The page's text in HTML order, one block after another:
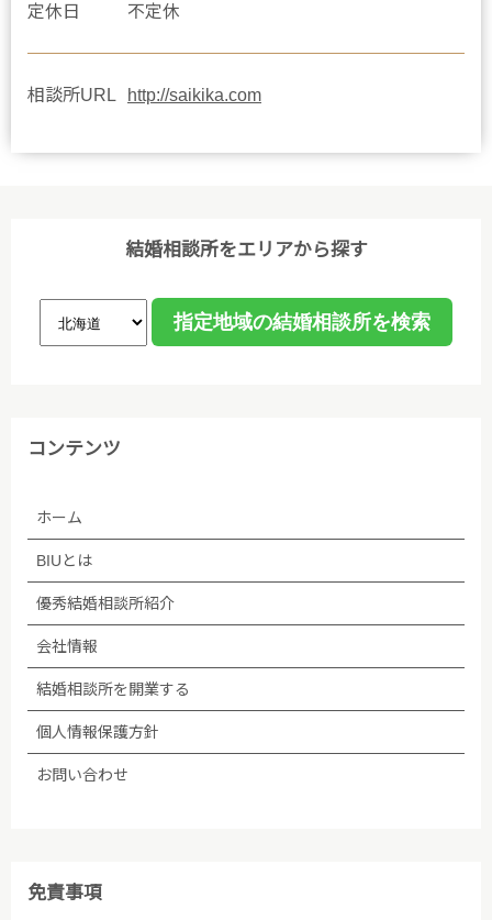
定休日 不定休
相談所URL http://saikika.com
結婚相談所をエリアから探す
コンテンツ
ホーム
BIUとは
優秀結婚相談所紹介
会社情報
結婚相談所を開業する
個人情報保護方針
お問い合わせ
免責事項